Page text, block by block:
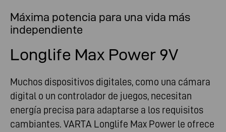
Máxima potencia para una vida más
independiente
Longlife Max Power 9V
Muchos dispositivos digitales, como una cámara
digital o un controlador de juegos, necesitan
energía precisa para adaptarse a los requisitos
cambiantes. VARTA Longlife Max Power le ofrece